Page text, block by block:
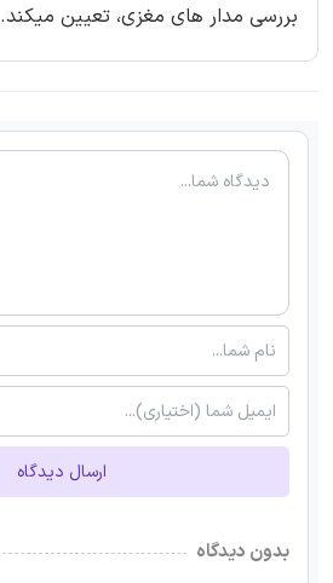
بررسی مدار های مغزی، تعیین میکند.
ارسال دیدگاه
بدون دیدگاه